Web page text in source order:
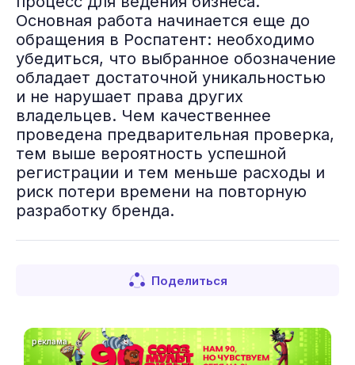
Основная работа начинается еще до
обращения в Роспатент: необходимо
убедиться, что выбранное обозначение
обладает достаточной уникальностью
и не нарушает права других
владельцев. Чем качественнее
проведена предварительная проверка,
тем выше вероятность успешной
регистрации и тем меньше расходы и
риск потери времени на повторную
разработку бренда.
Поделиться
реклама